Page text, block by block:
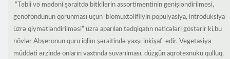
“Təbii və mədəni şəraitdə bitkilərin assortimentinin genişləndirilməsi,
genofondunun qorunması üçün biomüxtəlifliyin populyasiya, introduksiya
üzrə qiymətləndirilməsi” üzrə aparılan tədqiqatın nəticələri göstərir ki,bu
növlər Abşeronun quru iqlim şəraitində yaxşı inkişaf edir. Vegetasiya
müddəti ərzində onların vaxtında suvarılması, düzgün aqrotexnuku qulluq,